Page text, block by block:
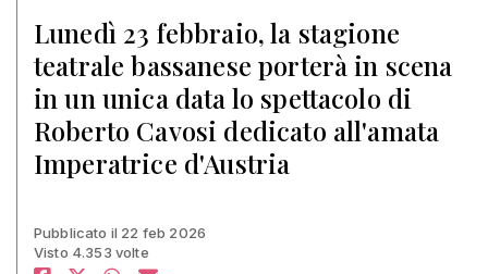
Lunedì 23 febbraio, la stagione
teatrale bassanese porterà in scena
in un unica data lo spettacolo di
Roberto Cavosi dedicato all'amata
Imperatrice d'Austria
Pubblicato il 22 feb 2026
Visto 4.353 volte